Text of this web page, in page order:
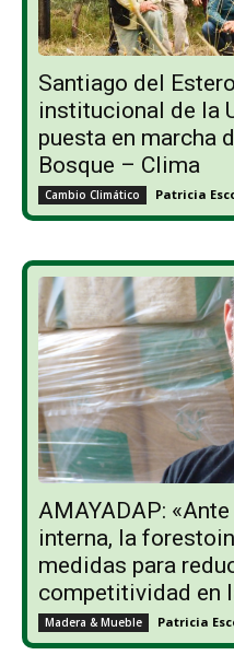
Santiago del
institucional de la
puesta en marcha
Bosque – Clima
Cambio Climático Patricia
AMAYADAP:
interna, la
medidas para
competitividad en
Madera & Mueble Patricia